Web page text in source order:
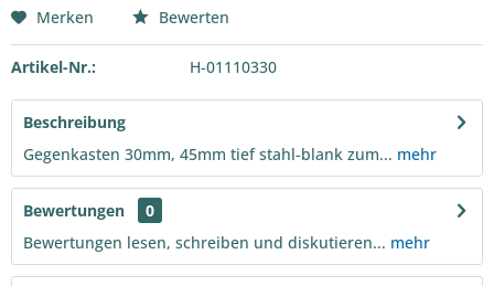
Merken Bewerten
Artikel-Nr.: H-01110330
Beschreibung
Gegenkasten 30mm, 45mm tief stahl-blank zum... mehr
Bewertungen
0
Bewertungen lesen, schreiben und diskutieren... mehr